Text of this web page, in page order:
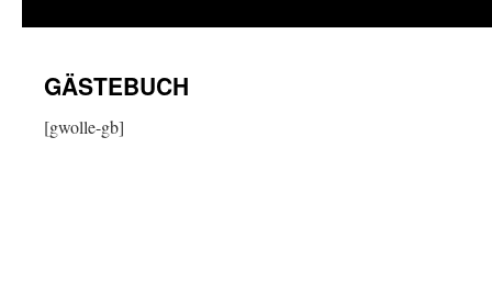
GÄSTEBUCH
[gwolle-gb]